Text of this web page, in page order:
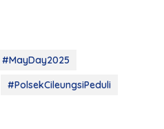
#MayDay2025
#PolsekCileungsiPeduli